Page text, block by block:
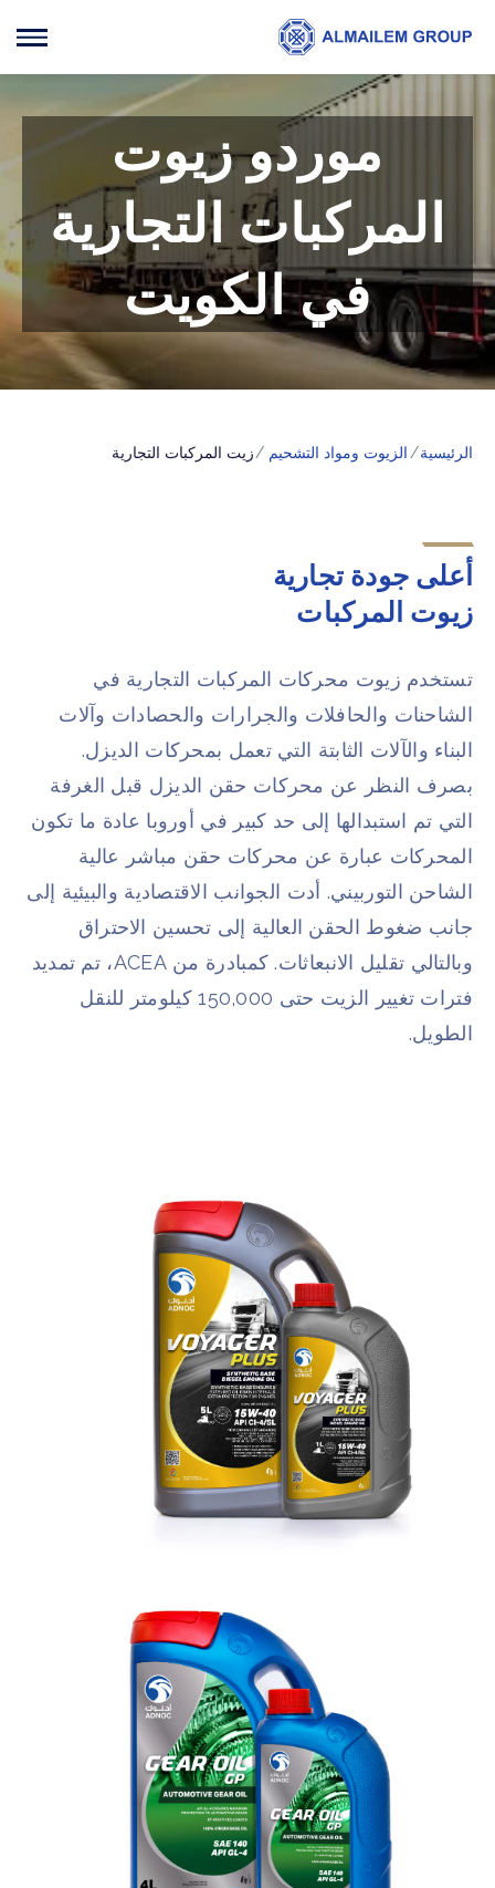
موردو زيوت
المركبات التجارية
في الكويت
الرئيسية الزيوت ومواد التشحيم زيت المركبات التجارية
أعلى جودة تجارية
زيوت المركبات​
تستخدم زيوت محركات المركبات التجارية في
الشاحنات والحافلات والجرارات والحصادات وآلات
البناء والآلات الثابتة التي تعمل بمحركات الديزل.
بصرف النظر عن محركات حقن الديزل قبل الغرفة
التي تم استبدالها إلى حد كبير في أوروبا عادة ما تكون
المحركات عبارة عن محركات حقن مباشر عالية
الشاحن التوربيني. أدت الجوانب الاقتصادية والبيئية إلى
جانب ضغوط الحقن العالية إلى تحسين الاحتراق
وبالتالي تقليل الانبعاثات. كمبادرة من ACEA، تم تمديد
فترات تغيير الزيت حتى 150,000 كيلومتر للنقل
الطويل. ​